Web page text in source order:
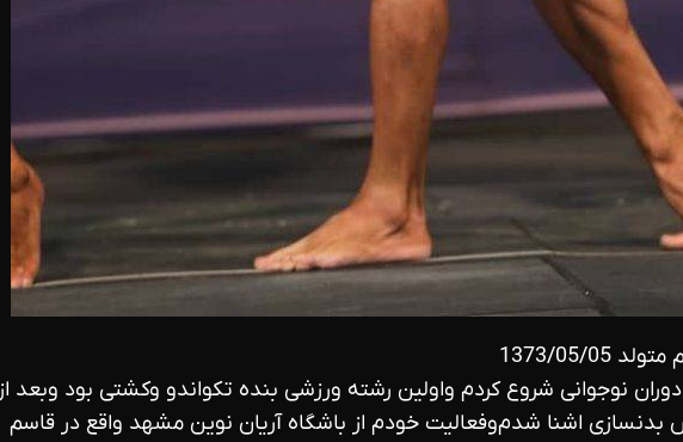
05/05
نوجوانی شروع کردم واولین رشته ورزشی بنده تکواندو وکشتی بود وبعد از
بدنسازی اشنا شدم‌و‌فعالیت خودم از باشگاه آریان نوین مشهد واقع در قاسم